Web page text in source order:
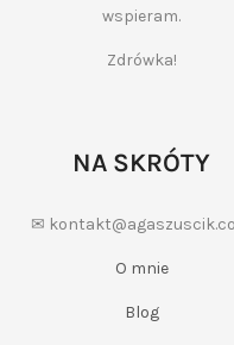
wspieram.
Zdrówka!
NA SKRÓTY
✉
O mnie
Blog